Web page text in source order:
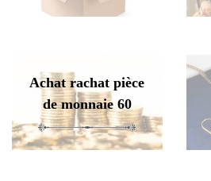
Achat rachat pièce
de monnaie 60